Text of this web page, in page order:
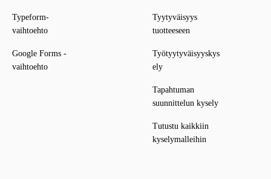
Typeform-
vaihtoehto
Google Forms -
vaihtoehto
Tyytyväisyys
tuotteeseen
Työtyytyväisyyskys
ely
Tapahtuman
suunnittelun kysely
Tutustu kaikkiin
kyselymalleihin